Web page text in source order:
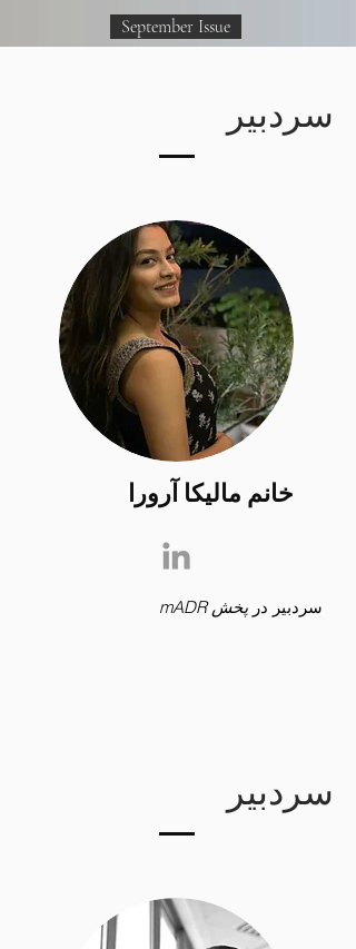
September Issue
سردبیر
خانم مالیکا آرورا
سردبیر در پخش mADR
سردبیر